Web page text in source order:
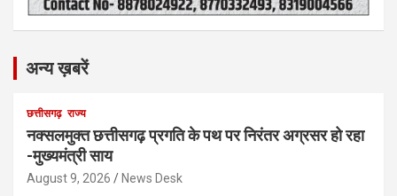
अन्य ख़बरें
छत्तीसगढ़ राज्य
नक्सलमुक्त छत्तीसगढ़ प्रगति के पथ पर निरंतर अग्रसर हो रहा
-मुख्यमंत्री साय
August 9, 2026 News Desk